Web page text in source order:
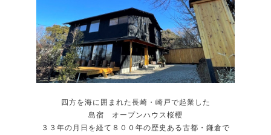
四方を海に囲まれた長崎・崎戸で起業した
島宿 オープンハウス桜櫻
３３年の月日を経て８００年の歴史ある古都・鎌倉で